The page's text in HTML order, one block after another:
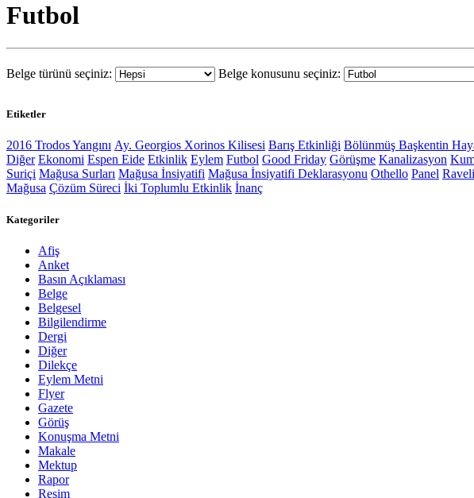
Futbol
Belge türünü seçiniz: Belge konusunu seçiniz:
Etiketler
2016 Trodos Yangını Ay. Georgios Xorinos Kilisesi Barış Etkinliği Bölünmüş Başkentin
Diğer Ekonomi Espen Eide Etkinlik Eylem Futbol Good Friday Görüşme Kanalizasyon
Suriçi Mağusa Surları Mağusa İnsiyatifi Mağusa İnsiyatifi Deklarasyonu Othello Panel
Mağusa Çözüm Süreci İki Toplumlu Etkinlik İnanç
Kategoriler
Afiş
Anket
Basın Açıklaması
Belge
Belgesel
Bilgilendirme
Dergi
Diğer
Dilekçe
Eylem Metni
Flyer
Gazete
Görüş
Konuşma Metni
Makale
Mektup
Rapor
Resim